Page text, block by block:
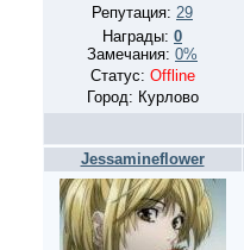
Репутация: 29
Награды: 0
Замечания: 0%
Статус: Offline
Город: Курлово
Jessamineflower